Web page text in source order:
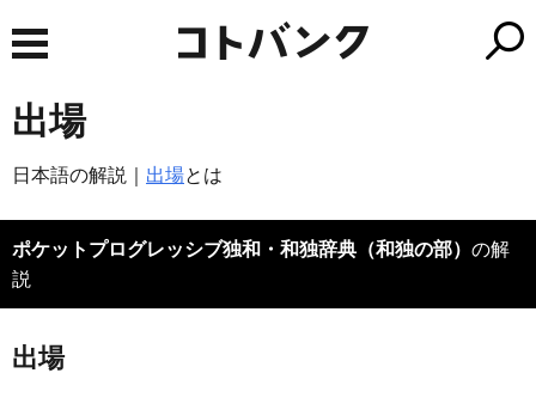
出場
日本語の解説｜ 出場とは
ポケットプログレッシブ独和・和独辞典（和独の部） の解
説
出場